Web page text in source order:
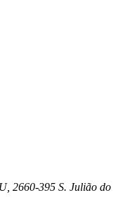
2660-395 S. Julião do